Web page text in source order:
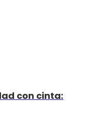
con cinta: